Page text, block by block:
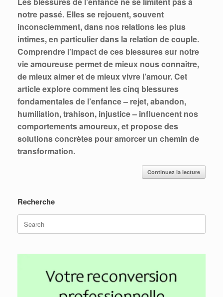
notre passé. Elles se rejouent, souvent
inconsciemment, dans nos relations les plus
intimes, en particulier dans la relation de couple.
Comprendre l’impact de ces blessures sur notre
vie amoureuse permet de mieux nous connaître,
de mieux aimer et de mieux vivre l’amour. Cet
article explore comment les cinq blessures
fondamentales de l’enfance – rejet, abandon,
humiliation, trahison, injustice – influencent nos
comportements amoureux, et propose des
solutions concrètes pour amorcer un chemin de
transformation.
Continuez la lecture
Recherche
Search
for: